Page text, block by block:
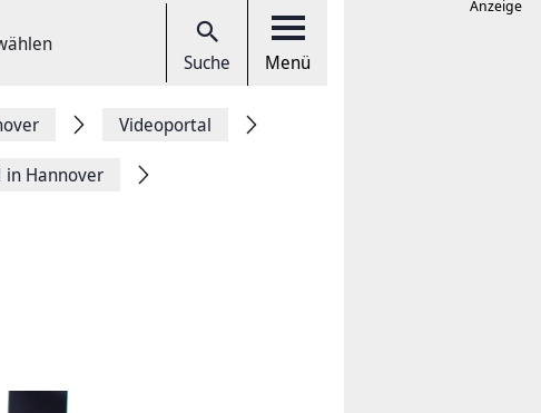
Suche Menü
Videoportal
in Hannover
Anzeige